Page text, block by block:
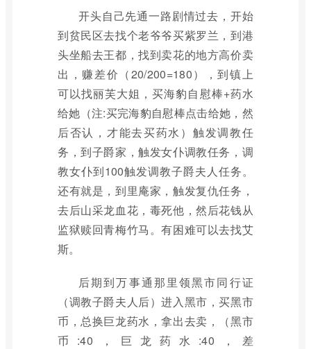
开头自己先通一路剧情过去，开始
到贫民区去找个老爷爷买紫罗兰，到港
头坐船去王都，找到卖花的地方高价卖
出，赚差价（20/200=180），到镇上
可以找丽芙大姐，买海豹自慰棒+药水
给她（注:买完海豹自慰棒点击给她，然
后否认，才能去买药水）触发调教任
务，到子爵家，触发女仆调教任务，调
教女仆到100触发调教子爵夫人任务。
还有就是，到里庵家，触发复仇任务，
去后山采龙血花，毒死他，然后花钱从
监狱赎回青梅竹马。有困难可以去找艾
斯。
后期到万事通那里领黑市同行证
（调教子爵夫人后）进入黑市，买黑市
币，总换巨龙药水，拿出去卖，（黑市
币:40，巨龙药水:40，差